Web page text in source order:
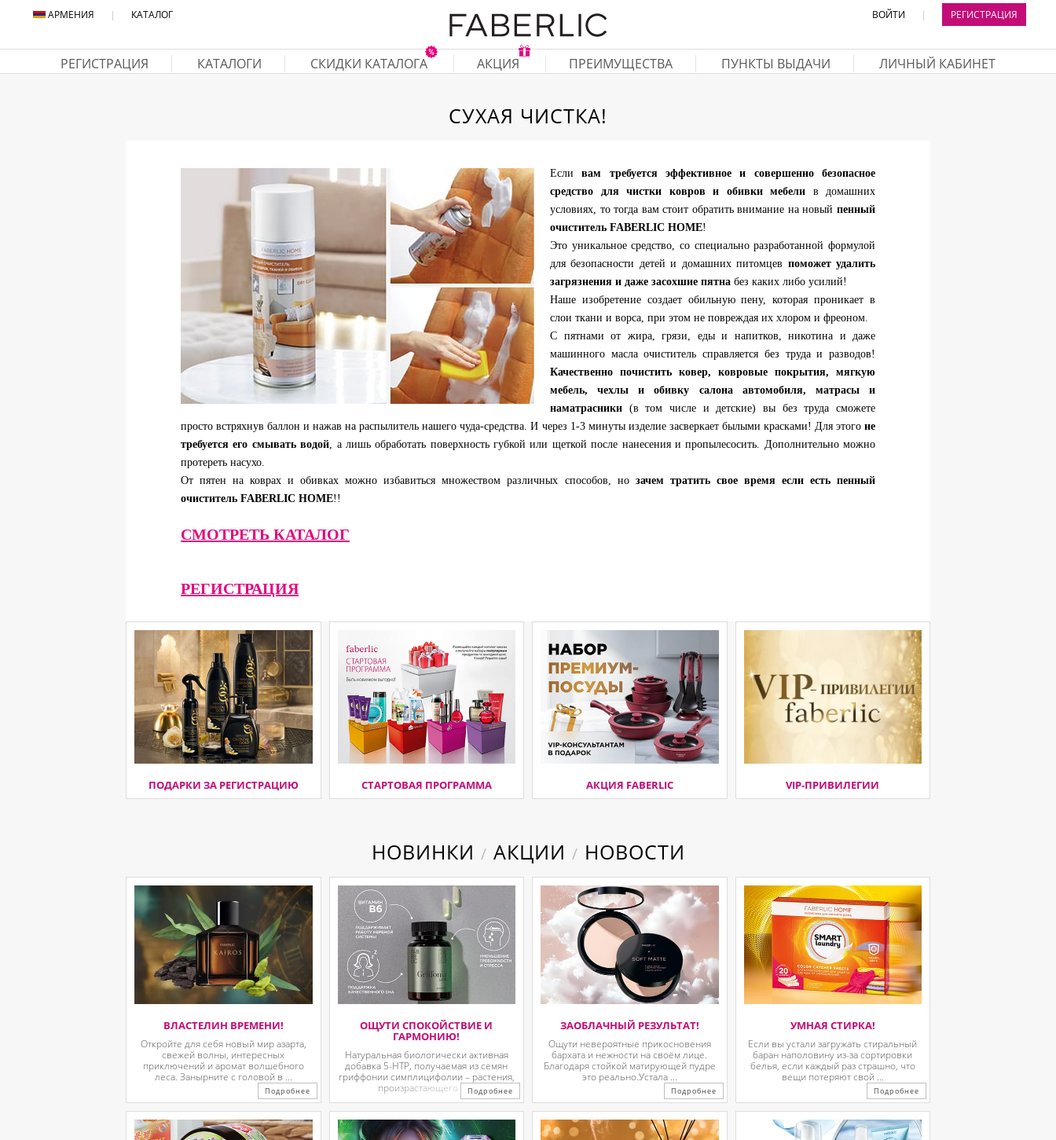
АРМЕНИЯ | КАТАЛОГ ВОЙТИ | РЕГИСТРАЦИЯ
РЕГИСТРАЦИЯ КАТАЛОГИ СКИДКИ КАТАЛОГА АКЦИЯ ПРЕИМУЩЕСТВА ПУНКТЫ ВЫДАЧИ ЛИЧНЫЙ КАБИНЕТ
СУХАЯ ЧИСТКА!
Есливам требуется эффективное и совершенно безопасное
средство для чистки ковров и обивки мебели в домашних
условиях, то тогда вам стоит обратить внимание на новый пенный
очиститель FABERLIC HOME!
Это уникальное средство, со специально разработанной формулой
для безопасности детей и домашних питомцев поможет удалить
загрязнения и даже засохшие пятна без каких либо усилий!
Наше изобретение создает обильную пену, которая проникает в
слои ткани и ворса, при этом не повреждая их хлором и фреоном.
С пятнами от жира, грязи, еды и напитков, никотина и даже
машинного масла очиститель справляется без труда и разводов!
Качественно почистить ковер, ковровые покрытия, мягкую
мебель, чехлы и обивку салона автомобиля, матрасы и
наматрасники (в том числе и детские) вы без труда сможете
просто встряхнув баллон и нажав на распылитель нашего чуда-средства. И через 1-3 минуты изделие засверкает былыми красками! Для этого не
требуется его смывать водой, а лишь обработать поверхность губкой или щеткой после нанесения и пропылесосить. Дополнительно можно
протереть насухо.
От пятен на коврах и обивках можно избавиться множеством различных способов, но зачем тратить свое время если есть пенный
очиститель FABERLIC HOME!!
СМОТРЕТЬ КАТАЛОГ
РЕГИСТРАЦИЯ
ПОДАРКИ ЗА РЕГИСТРАЦИЮ СТАРТОВАЯ ПРОГРАММА АКЦИЯ FABERLIC VIP-ПРИВИЛЕГИИ
НОВИНКИ / АКЦИИ / НОВОСТИ
ВЛАСТЕЛИН ВРЕМЕНИ!
Откройте для себя новый мир азарта,
свежей волны, интересных
приключений и аромат волшебного
леса. Занырните с головой в ...
Подробнее
ОЩУТИ СПОКОЙСТВИЕ И
ГАРМОНИЮ!
Натуральная биологически активная
добавка 5-HTP, получаемая из семян
гриффонии симплицифолии – растения,
произрастающего в ...Подробнее
ЗАОБЛАЧНЫЙ РЕЗУЛЬТАТ!
Ощути невероятные прикосновения
бархата и нежности на своём лице.
Благодаря стойкой матирующей пудре
это реально.Устала ...
Подробнее
УМНАЯ СТИРКА!
Если вы устали загружать стиральный
баран наполовину из-за сортировки
белья, если каждый раз страшно, что
вещи потеряют свой ...
Подробнее